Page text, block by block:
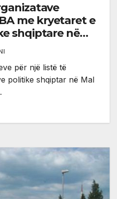
me kryetaret e
shqiptare në
për një listë të
politike shqiptar në Mal